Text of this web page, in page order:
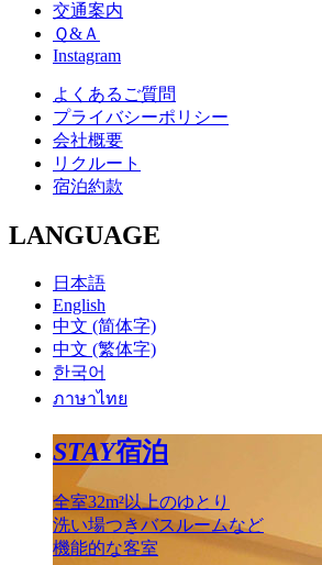
交通案内
Ｑ&Ａ
Instagram
よくあるご質問
プライバシーポリシー
会社概要
リクルート
宿泊約款
LANGUAGE
日本語
English
中文 (简体字)
中文 (繁体字)
한국어
ภาษาไทย
STAY宿泊
全室32m²以上のゆとり
洗い場つきバスルームなど
機能的な客室